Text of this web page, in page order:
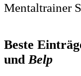
Mentaltrainer
Beste
undBelp